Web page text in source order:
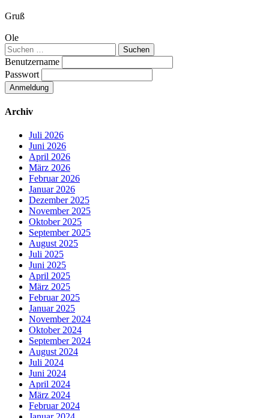
Gruß
Ole
Suchen
nach:
Benutzername
Passwort
Archiv
Juli 2026
Juni 2026
April 2026
März 2026
Februar 2026
Januar 2026
Dezember 2025
November 2025
Oktober 2025
September 2025
August 2025
Juli 2025
Juni 2025
April 2025
März 2025
Februar 2025
Januar 2025
November 2024
Oktober 2024
September 2024
August 2024
Juli 2024
Juni 2024
April 2024
März 2024
Februar 2024